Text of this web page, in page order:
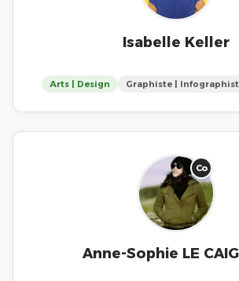
Isabelle Keller
Arts | Design Graphiste |
Co
Anne-Sophie LE